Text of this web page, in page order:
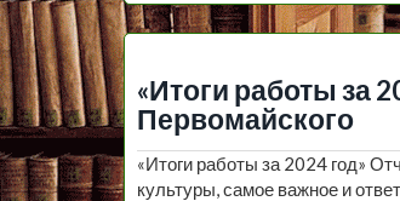
«Итоги работы за
Первомайского
«Итоги работы за 2024 год»
культуры, самое важное и